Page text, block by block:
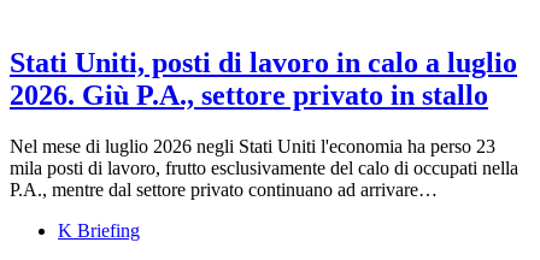
Stati Uniti, posti di lavoro in calo a luglio
2026. Giù P.A., settore privato in stallo
Nel mese di luglio 2026 negli Stati Uniti l'economia ha perso 23
mila posti di lavoro, frutto esclusivamente del calo di occupati nella
P.A., mentre dal settore privato continuano ad arrivare…
K Briefing